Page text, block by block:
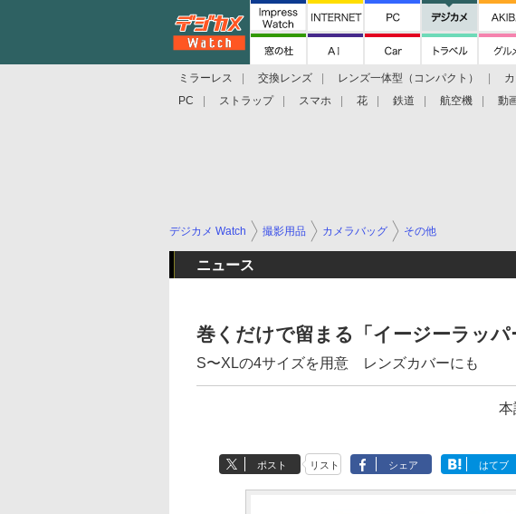
ミラーレス 交換レンズ レンズ一体型（コンパクト）
PC
ストラップ スマホ 花 鉄道 航空機 動
デジカメ Watch 撮影用品 カメラバッグ その他
ニュース
巻くだけで留まる「イージーラッパ
S〜XLの4サイズを用意 レンズカバーにも
本
ポスト リスト シェア はてブ